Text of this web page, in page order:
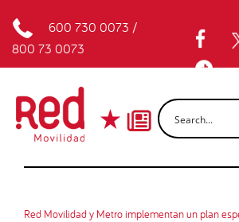
600 730 0073 /
800 73 0073
Red Movilidad y Metro implementan un plan